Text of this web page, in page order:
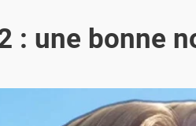
: une bonne